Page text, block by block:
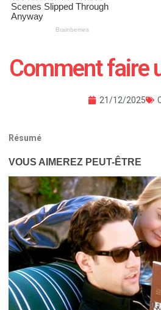
Comment faire
21/12/2025
Résumé